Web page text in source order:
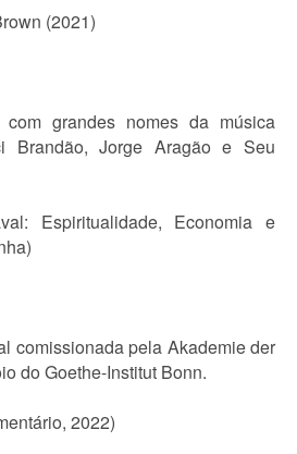
(2021)
com grandes nomes da música
Brandão, Jorge Aragão e Seu
Espiritualidade, Economia e
comissionada pela Akademie der
do Goethe-Institut Bonn.
2022)